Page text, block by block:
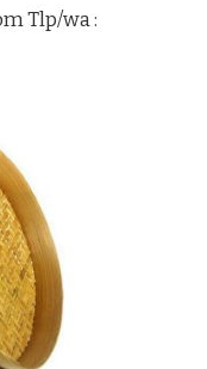
BAKUL
DARI
Tlp/wa :